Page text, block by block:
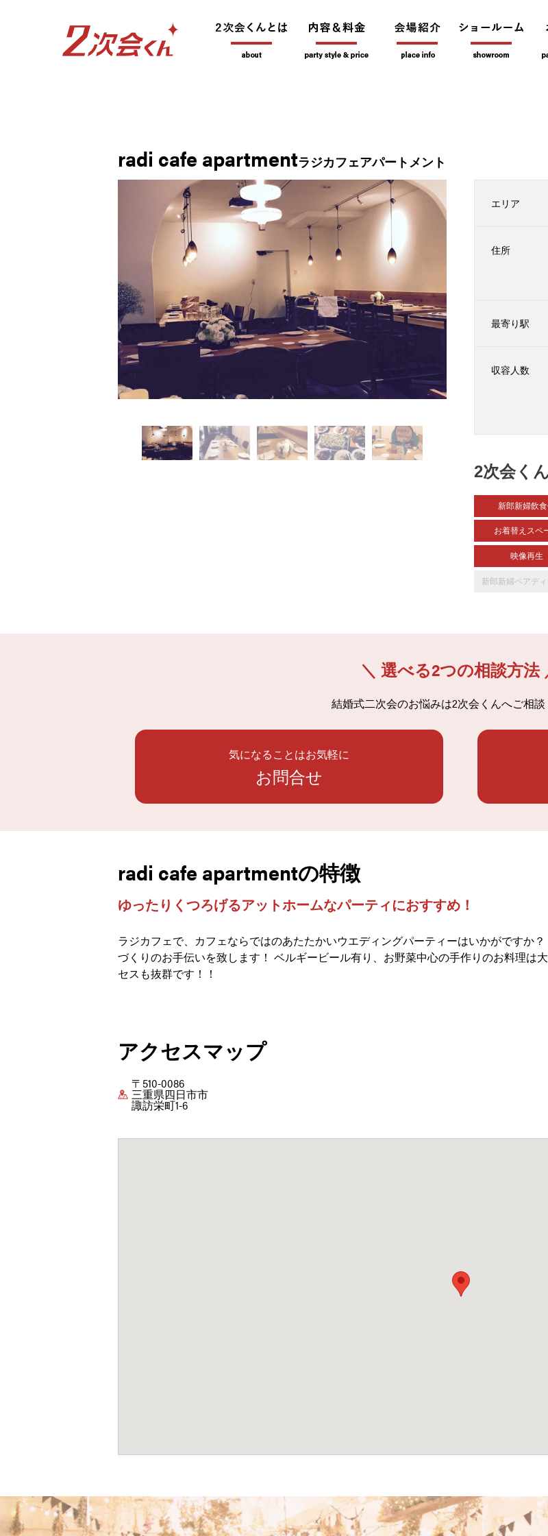
radi cafe apartmentラジカフェアパートメント
エリア
住所
最寄り駅
収容人数
2次会く
新郎新婦飲
お着替えスペ
映像再生
新郎新婦ペアデ
＼ 選べる2つの相談方法
結婚式二次会のお悩みは2次会くんへご相
気になることはお気軽に
お問合せ
radi cafe apartmentの特徴
ゆったりくつろげるアットホームなパーティにおすすめ！
ラジカフェで、カフェならではのあたたかいウエディングパーティーはいかがですか
づくりのお手伝いを致します！ ベルギービール有り、お野菜中心の手作りのお料理は
セスも抜群です！！
アクセスマップ
〒510-0086
三重県四日市市
諏訪栄町1-6